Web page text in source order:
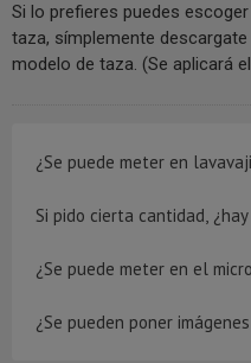
Si lo prefieres puedes
taza, símplemente
modelo de taza. (Se aplicará
¿Se puede meter en
Si pido cierta cantidad,
¿Se puede meter en el
¿Se pueden poner